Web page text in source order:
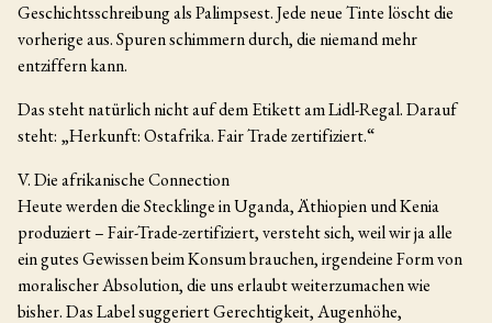
Geschichtsschreibung als Palimpsest. Jede neue Tinte löscht die
vorherige aus. Spuren schimmern durch, die niemand mehr
entziffern kann.
Das steht natürlich nicht auf dem Etikett am Lidl-Regal. Darauf
steht: „Herkunft: Ostafrika. Fair Trade zertifiziert.“
V. Die afrikanische Connection
Heute werden die Stecklinge in Uganda, Äthiopien und Kenia
produziert – Fair-Trade-zertifiziert, versteht sich, weil wir ja alle
ein gutes Gewissen beim Konsum brauchen, irgendeine Form von
moralischer Absolution, die uns erlaubt weiterzumachen wie
bisher. Das Label suggeriert Gerechtigkeit, Augenhöhe,